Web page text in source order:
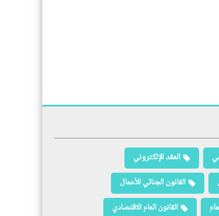
العقد الإلكتروني
القانون الجنائي للأعمال
القانون العام الاقتصادي